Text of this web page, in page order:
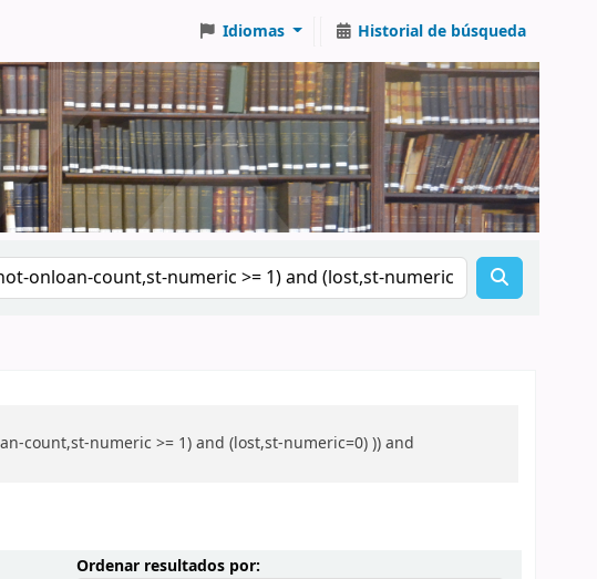
Idiomas Historial de búsqueda
count,st-numeric >= 1) and (lost,st-numeric=0) )) and
Ordenar resultados por:Ordenar por: